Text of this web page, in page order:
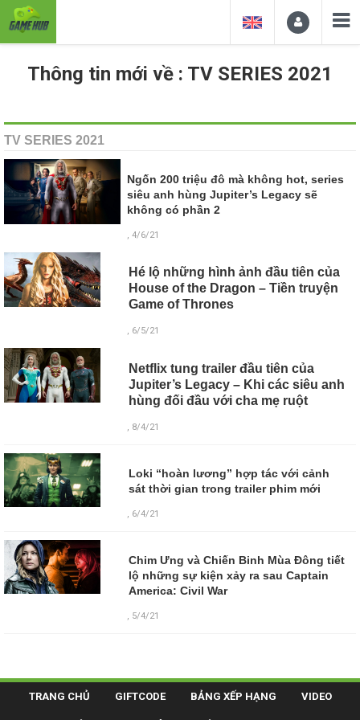
Thông tin mới về : TV SERIES 2021
TV SERIES 2021
Ngốn 200 triệu đô mà không hot, series
siêu anh hùng Jupiter’s Legacy sẽ
không có phần 2
, 4/6/21
Hé lộ những hình ảnh đầu tiên của
House of the Dragon – Tiền truyện
Game of Thrones
, 6/5/21
Netflix tung trailer đầu tiên của
Jupiter’s Legacy – Khi các siêu anh
hùng đối đầu với cha mẹ ruột
, 8/4/21
Loki “hoàn lương” hợp tác với cảnh
sát thời gian trong trailer phim mới
, 6/4/21
Chim Ưng và Chiến Binh Mùa Đông tiết
lộ những sự kiện xảy ra sau Captain
America: Civil War
, 5/4/21
TRANG CHỦ GIFTCODE BẢNG XẾP HẠNG VIDEO